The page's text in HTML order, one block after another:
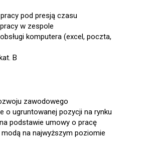
pod presją czasu
w zespole
komputera (excel, poczta,
B
zawodowego
o ugruntowanej pozycji na rynku
podstawie umowy o pracę
na najwyższym poziomie